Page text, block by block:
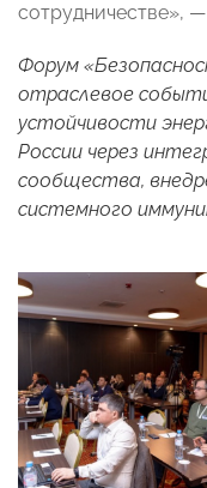
сотрудничестве»,
Форум
отраслевое
устойчивости
России через
сообщества,
системного